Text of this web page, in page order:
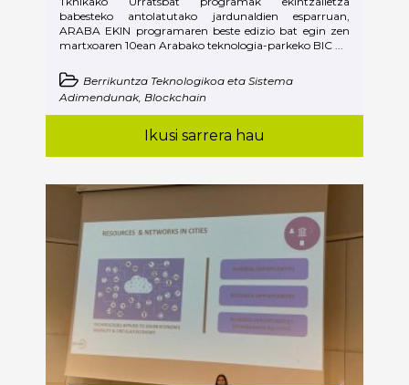
babesteko antolatutako jardunaldien esparruan,
ARABA EKIN programaren beste edizio bat egin zen
martxoaren 10ean Arabako teknologia-parkeko BIC ...
Berrikuntza Teknologikoa eta Sistema
Adimendunak, Blockchain
Ikusi sarrera hau